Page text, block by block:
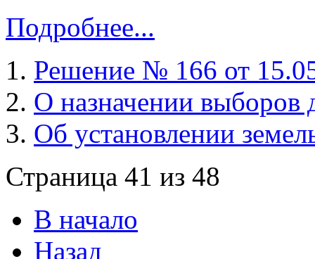
Подробнее...
Решение № 166 от
О назначении выборов
Об установлении
Страница 41 из 48
В начало
Назад